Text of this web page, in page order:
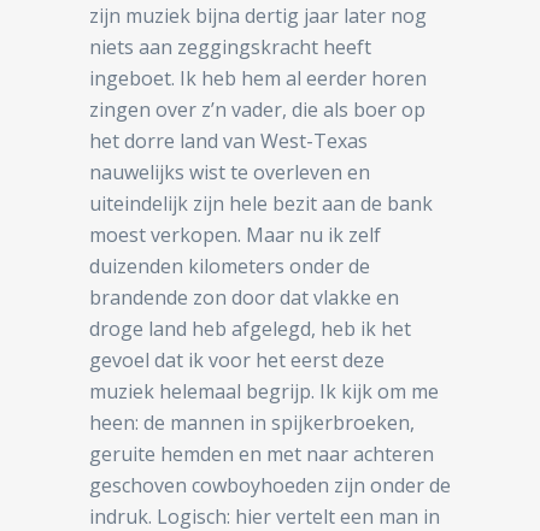
zijn muziek bijna dertig jaar later nog
niets aan zeggingskracht heeft
ingeboet. Ik heb hem al eerder horen
zingen over z’n vader, die als boer op
het dorre land van West-Texas
nauwelijks wist te overleven en
uiteindelijk zijn hele bezit aan de bank
moest verkopen. Maar nu ik zelf
duizenden kilometers onder de
brandende zon door dat vlakke en
droge land heb afgelegd, heb ik het
gevoel dat ik voor het eerst deze
muziek helemaal begrijp. Ik kijk om me
heen: de mannen in spijkerbroeken,
geruite hemden en met naar achteren
geschoven cowboyhoeden zijn onder de
indruk. Logisch: hier vertelt een man in